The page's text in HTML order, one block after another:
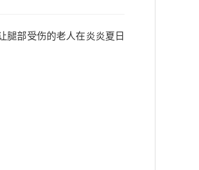
腿部受伤的老人在炎炎夏日